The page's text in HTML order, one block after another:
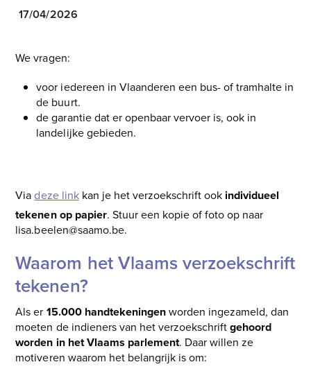
17/04/2026
We vragen:
voor iedereen in Vlaanderen een bus- of tramhalte in
de buurt.
de garantie dat er openbaar vervoer is, ook in
landelijke gebieden.
Viadeze linkkan je het verzoekschrift ook individueel
tekenen op papier. Stuur een kopie of foto op naar
lisa.beelen@saamo.be.
Waarom het Vlaams verzoekschrift
tekenen?
Als er 15.000 handtekeningenworden ingezameld, dan
moeten de indieners van het verzoekschriftgehoord
worden in het Vlaams parlement. Daar willen ze
motiveren waarom het belangrijk is om: